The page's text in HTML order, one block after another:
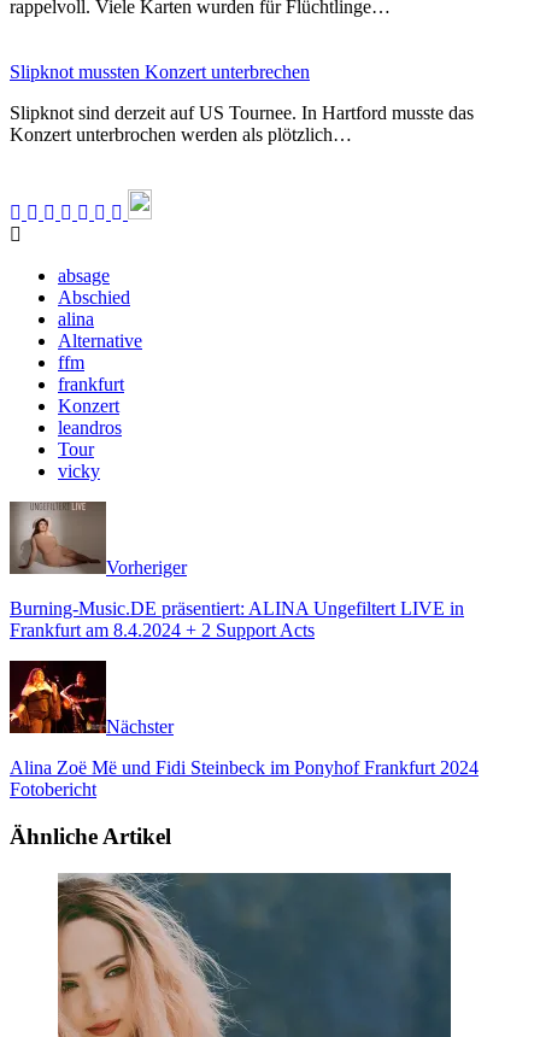
rappelvoll. Viele Karten wurden für Flüchtlinge…
Slipknot mussten Konzert unterbrechen
Slipknot sind derzeit auf US Tournee. In Hartford musste das
Konzert unterbrochen werden als plötzlich…
absage
Abschied
alina
Alternative
ffm
frankfurt
Konzert
leandros
Tour
vicky
Vorheriger
Burning-Music.DE präsentiert: ALINA Ungefiltert LIVE in
Frankfurt am 8.4.2024 + 2 Support Acts
Nächster
Alina Zoë Më und Fidi Steinbeck im Ponyhof Frankfurt 2024
Fotobericht
Ähnliche Artikel